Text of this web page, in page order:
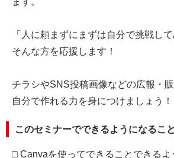
「人に頼まずにまずは自分で挑戦して
そんな方を応援します！
チラシやSNS投稿画像などの広報・
自分で作れる力を身につけましょう！
このセミナーでできるようになること
□ Canvaを使ってできることできる